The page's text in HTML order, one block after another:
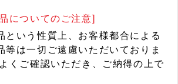
についてのご注意]
という性質上、お客様都合による
等は一切ご遠慮いただいておりま
くご確認いただき、ご納得の上で